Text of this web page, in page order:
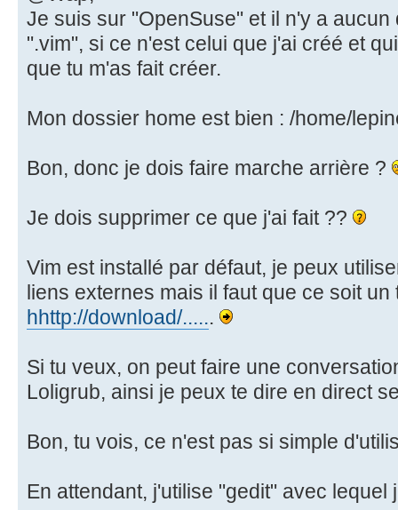
Je suis sur "OpenSuse" et il n'y a
".vim", si ce n'est celui que j'ai créé et
que tu m'as fait créer.
Mon dossier home est bien : /home/
Bon, donc je dois faire marche arrière ?
Je dois supprimer ce que j'ai fait ??
Vim est installé par défaut, je peux
liens externes mais il faut que ce soit un
hhttp://download/......
Si tu veux, on peut faire une
Loligrub, ainsi je peux te dire en direct
Bon, tu vois, ce n'est pas si simple
En attendant, j'utilise "gedit" avec lequel